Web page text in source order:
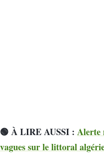
🟢 À LIRE AUSSI : Alerte
vagues sur le littoral